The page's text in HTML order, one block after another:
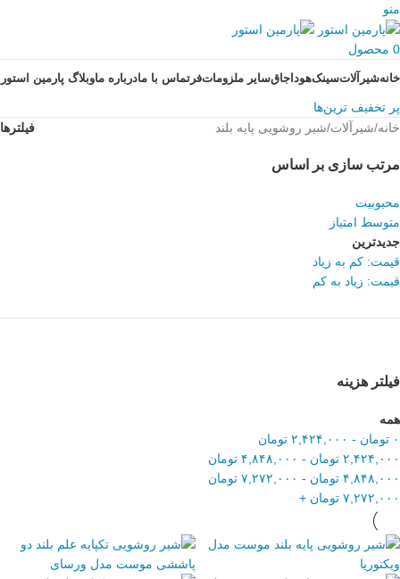
منو
0 محصول
خانهشیرآلاتسینکهود اجاقسایر ملزوماتفر تماس با مادرباره ماوبلاگ پارمین استور
پر تخفیف ترین‌ها
خانه شیرآلات شیر روشویی پایه بلند فیلترها
مرتب سازی بر اساس
محبوبیت
متوسط امتیاز
جدیدترین
قیمت: کم به زیاد
قیمت: زیاد به کم
فیلتر هزینه
همه
۰ تومان - ۲,۴۲۴,۰۰۰ تومان
۲,۴۲۴,۰۰۰ تومان - ۴,۸۴۸,۰۰۰ تومان
۴,۸۴۸,۰۰۰ تومان - ۷,۲۷۲,۰۰۰ تومان
۷,۲۷۲,۰۰۰ تومان +